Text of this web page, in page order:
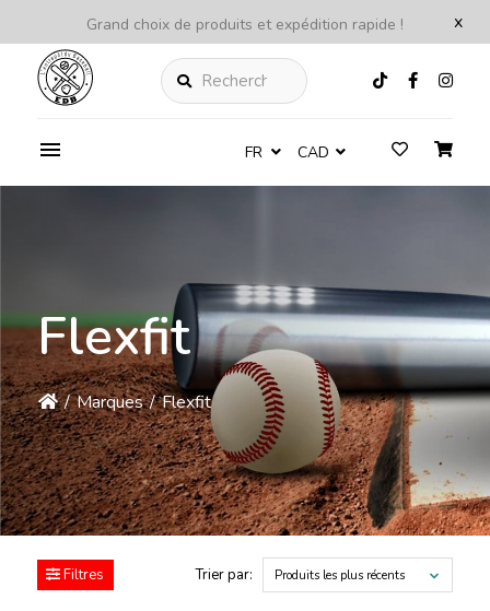
x
Grand choix de produits et expédition rapide !
Rechercher
FR CAD
Flexfit
/ Marques / Flexfit
Filtres Trier par: Produits les plus récents